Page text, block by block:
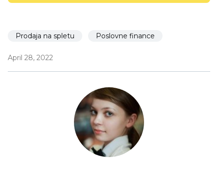
Prodaja na spletu Poslovne finance
April 28, 2022